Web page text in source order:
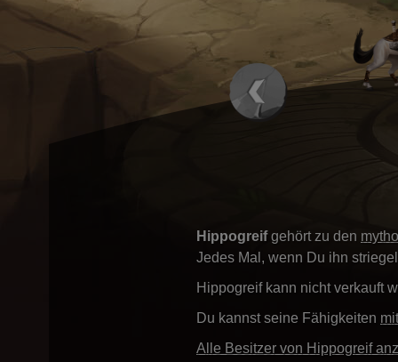
Hippogreifgehört zu den
Jedes Mal, wenn Du ihn
Hippogreif kann nicht verkauft
Du kannst seine Fähigkeiten
Alle Besitzer von Hippogreif